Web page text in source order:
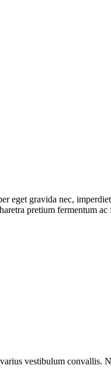
eget gravida nec,
pretium fermentum
vestibulum convallis.